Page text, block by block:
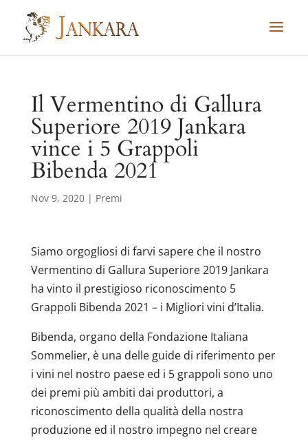
content
Il Vermentino di Gallura
Superiore 2019 Jankara
vince i 5 Grappoli
Bibenda 2021
Nov 9, 2020| Premi
Siamo orgogliosi di farvi sapere che il nostro
Vermentino di Gallura Superiore 2019 Jankara
ha vinto il prestigioso riconoscimento 5
Grappoli Bibenda 2021 – i Migliori vini d’Italia.
Bibenda, organo della Fondazione Italiana
Sommelier, è una delle guide di riferimento per
i vini nel nostro paese ed i 5 grappoli sono uno
dei premi più ambiti dai produttori, a
riconoscimento della qualità della nostra
produzione ed il nostro impegno nel creare